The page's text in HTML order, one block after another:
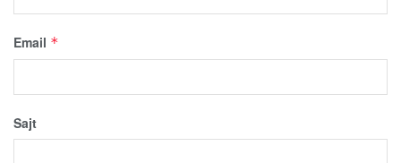
Email *
Sajt